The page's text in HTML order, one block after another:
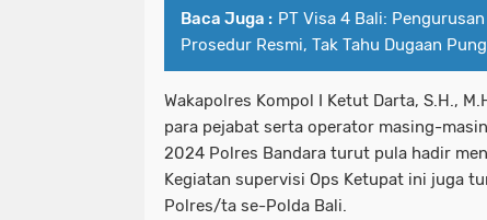
Baca Juga : PT Visa 4 Bali:
Prosedur Resmi, Tak Tahu Dugaan
Wakapolres Kompol I Ketut Darta, S.H.,
para pejabat serta operator masing-
2024 Polres Bandara turut pula hadir
Kegiatan supervisi Ops Ketupat ini juga
Polres/ta se-Polda Bali.